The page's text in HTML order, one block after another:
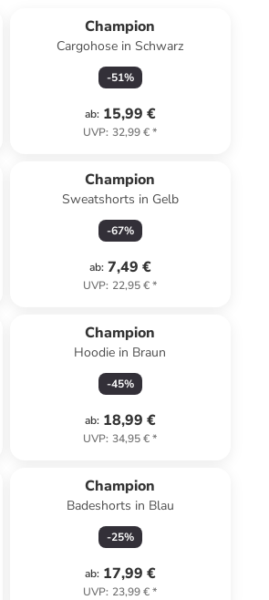
Champion
Cargohose in Schwarz
-51%
ab: 15,99 €
UVP: 32,99 €*
Champion
Sweatshorts in Gelb
-67%
ab: 7,49 €
UVP: 22,95 €*
Champion
Hoodie in Braun
-45%
ab: 18,99 €
UVP: 34,95 €*
Champion
Badeshorts in Blau
-25%
ab: 17,99 €
UVP: 23,99 €*